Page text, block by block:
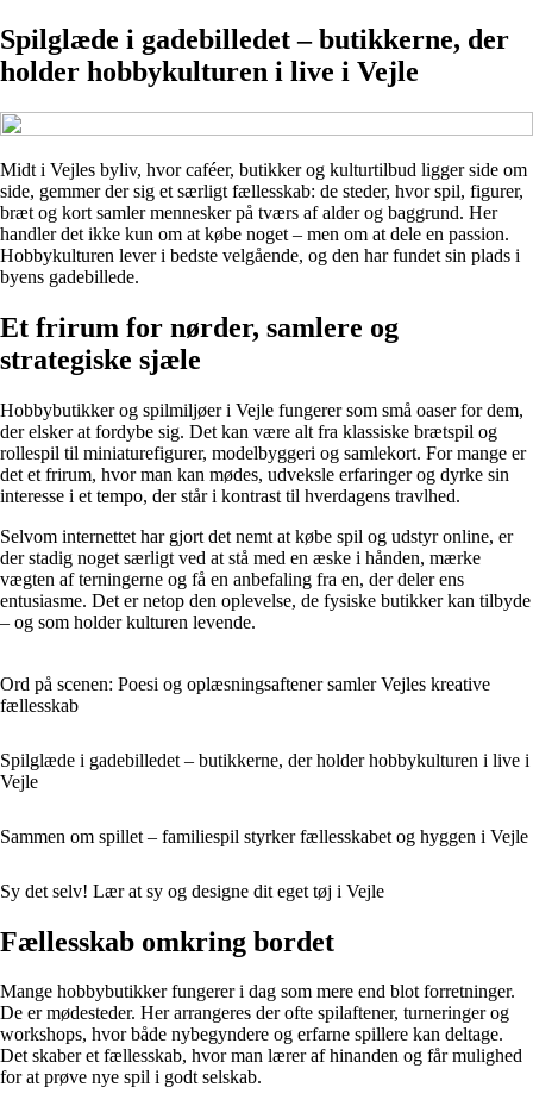
Spilglæde i gadebilledet – butikkerne, der
holder hobbykulturen i live i Vejle
Midt i Vejles byliv, hvor caféer, butikker og kulturtilbud ligger side om
side, gemmer der sig et særligt fællesskab: de steder, hvor spil, figurer,
bræt og kort samler mennesker på tværs af alder og baggrund. Her
handler det ikke kun om at købe noget – men om at dele en passion.
Hobbykulturen lever i bedste velgående, og den har fundet sin plads i
byens gadebillede.
Et frirum for nørder, samlere og
strategiske sjæle
Hobbybutikker og spilmiljøer i Vejle fungerer som små oaser for dem,
der elsker at fordybe sig. Det kan være alt fra klassiske brætspil og
rollespil til miniaturefigurer, modelbyggeri og samlekort. For mange er
det et frirum, hvor man kan mødes, udveksle erfaringer og dyrke sin
interesse i et tempo, der står i kontrast til hverdagens travlhed.
Selvom internettet har gjort det nemt at købe spil og udstyr online, er
der stadig noget særligt ved at stå med en æske i hånden, mærke
vægten af terningerne og få en anbefaling fra en, der deler ens
entusiasme. Det er netop den oplevelse, de fysiske butikker kan tilbyde
– og som holder kulturen levende.
Ord på scenen: Poesi og oplæsningsaftener samler Vejles kreative
fællesskab
Spilglæde i gadebilledet – butikkerne, der holder hobbykulturen i live i
Vejle
Sammen om spillet – familiespil styrker fællesskabet og hyggen i Vejle
Sy det selv! Lær at sy og designe dit eget tøj i Vejle
Fællesskab omkring bordet
Mange hobbybutikker fungerer i dag som mere end blot forretninger.
De er mødesteder. Her arrangeres der ofte spilaftener, turneringer og
workshops, hvor både nybegyndere og erfarne spillere kan deltage.
Det skaber et fællesskab, hvor man lærer af hinanden og får mulighed
for at prøve nye spil i godt selskab.